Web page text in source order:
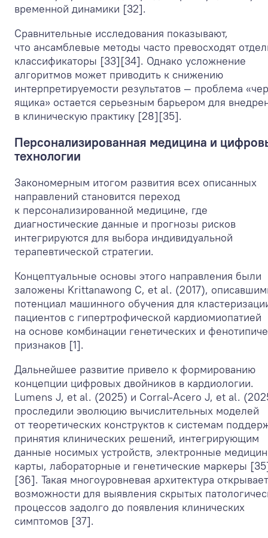
временной динамики [32].
Сравнительные исследования показывают,
что ансамблевые методы часто превосходят
классификаторы [33][34]. Однако усложнение
алгоритмов может приводить к снижению
интерпретируемости результатов — проблема
ящика» остается серьезным барьером для
в клиническую практику [28][35].
Персонализированная медицина и
технологии
Закономерным итогом развития всех описанных
направлений становится переход
к персонализированной медицине, где
диагностические данные и прогнозы рисков
интегрируются для выбора индивидуальной
терапевтической стратегии.
Концептуальные основы этого направления были
заложены Krittanawong C, et al. (2017),
потенциал машинного обучения для
пациентов с гипертрофической кардиомиопатией
на основе комбинации генетических и
признаков [1].
Дальнейшее развитие привело к формированию
концепции цифровых двойников в кардиологии.
Lumens J, et al. (2025) и Corral-Acero J, et al.
проследили эволюцию вычислительных моделей
от теоретических конструктов к системам
принятия клинических решений, интегрирующим
данные носимых устройств, электронные
карты, лабораторные и генетические маркеры
[36]. Такая многоуровневая архитектура открывает
возможности для выявления скрытых
процессов задолго до появления клинических
симптомов [37].